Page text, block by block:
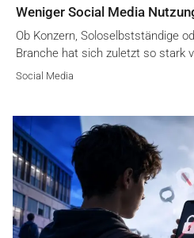
Weniger Social Media
Ob Konzern, Soloselbstständige
Branche hat sich zuletzt so stark
Social Media